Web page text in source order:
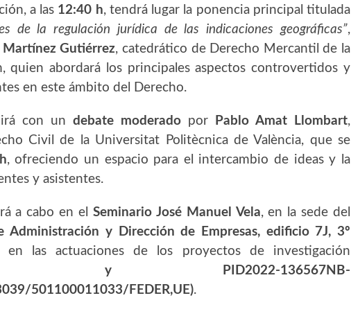
a las 12:40 h, tendrá lugar la ponencia principal titulada
de la regulación jurídica de las indicaciones geográficas”,
Martínez Gutiérrez, catedrático de Derecho Mercantil de la
quien abordará los principales aspectos controvertidos y
en este ámbito del Derecho.
con un debate moderado por Pablo Amat Llombart,
Civil de la Universitat Politècnica de València, que se
, ofreciendo un espacio para el intercambio de ideas y la
y asistentes.
a cabo en el Seminario José Manuel Vela, en la sede del
Administración y Dirección de Empresas, edificio 7J, 3º
las actuaciones de los proyectos de investigación
2023/269 y
PID2022-136567NB-
501100011033/FEDER,UE).